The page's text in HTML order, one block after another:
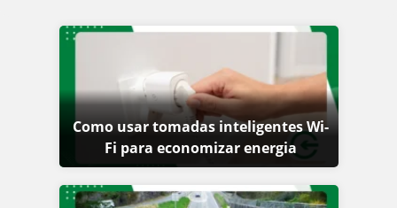
Como usar tomadas inteligentes Wi-
Fi para economizar energia